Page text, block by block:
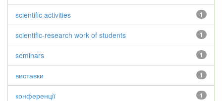
1
scientific activities
1
scientific-research work of students
1
seminars
1
виставки
1
конференції